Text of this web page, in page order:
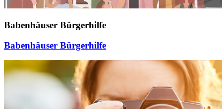
Babenhäuser Bürgerhilfe
Babenhäuser Bürgerhilfe